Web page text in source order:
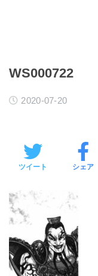
WS000722
2020-07-20
ツイート シェア